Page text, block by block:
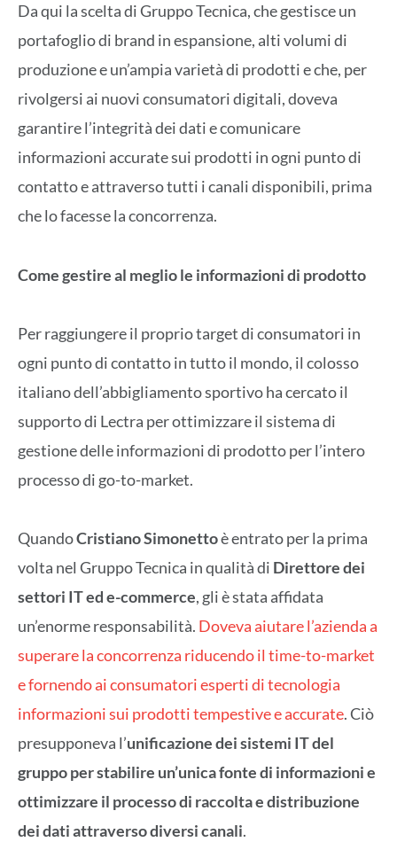
Da qui la scelta di Gruppo Tecnica, che gestisce un
portafoglio di brand in espansione, alti volumi di
produzione e un’ampia varietà di prodotti e che, per
rivolgersi ai nuovi consumatori digitali, doveva
garantire l’integrità dei dati e comunicare
informazioni accurate sui prodotti in ogni punto di
contatto e attraverso tutti i canali disponibili, prima
che lo facesse la concorrenza.
Come gestire al meglio le informazioni di prodotto
Per raggiungere il proprio target di consumatori in
ogni punto di contatto in tutto il mondo, il colosso
italiano dell’abbigliamento sportivo ha cercato il
supporto di Lectra per ottimizzare il sistema di
gestione delle informazioni di prodotto per l’intero
processo di go-to-market.
QuandoCristiano Simonettoè entrato per la prima
volta nel Gruppo Tecnica in qualità di Direttore dei
settori IT ed e-commerce, gli è stata affidata
un’enorme responsabilità. Doveva aiutare l’azienda a
superare la concorrenza riducendo il time-to-market
e fornendo ai consumatori esperti di tecnologia
informazioni sui prodotti tempestive e accurate. Ciò
presupponeva l’unificazione dei sistemi IT del
gruppo per stabilire un’unica fonte di informazioni e
ottimizzare il processo di raccolta e distribuzione
dei dati attraverso diversi canali.